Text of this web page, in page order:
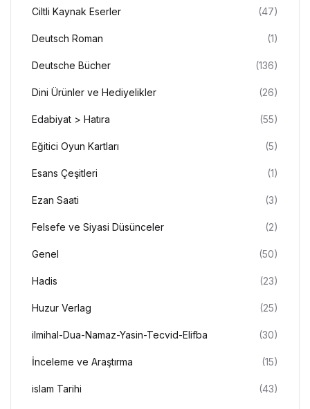
Ciltli Kaynak Eserler (47)
Deutsch Roman (1)
Deutsche Bücher (136)
Dini Ürünler ve Hediyelikler (26)
Edabiyat > Hatıra (55)
Eğitici Oyun Kartları (5)
Esans Çeşitleri (1)
Ezan Saati (3)
Felsefe ve Siyasi Düsünceler (2)
Genel (50)
Hadis (23)
Huzur Verlag (25)
ilmihal-Dua-Namaz-Yasin-Tecvid-Elifba (30)
İnceleme ve Araştırma (15)
islam Tarihi (43)